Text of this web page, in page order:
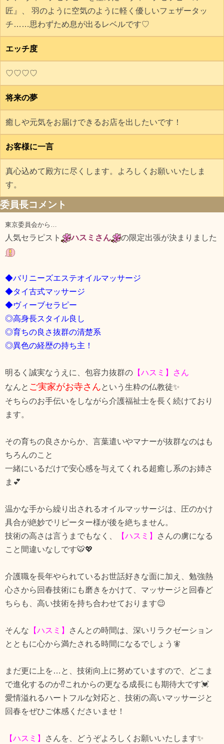
匠』、 羽のように空気のように軽く優しいフェザータッ
チ……思わずため息が出るレベルです♡
エッチ度
♡♡♡♡
将来の夢
癒しや元気をお届けできるお店を出したいです！
お客様に一言
真心込めて殿方に尽くします。よろしくお願いいたしま
す。
委員長コメント
東京委員会から…
人気セラピスト ハスミさん の限定出張が決まりました
◆バリニーズエステオイルマッサージ
◆タイ古式マッサージ
◆ヴィーブセラピー
◎高身長スタイル良し
◎育ちの良さ抜群の清楚系
◎異色の経歴の持ち主！
明るく誠実なうえに、包容力抜群の 【ハスミ】さん
なんと ご実家がお寺さんという生粋の仏教徒✨
そちらのお手伝いをしながら介護福祉士を長く続けており
ます。
その育ちの良さからか、言葉遣いやマナーが抜群なのはも
ちろんのこと
一緒にいるだけで安心感を与えてくれる超癒し系のお姉さ
ま💕
温かな手から繰り出されるオイルマッサージは、圧のかけ
具合が絶妙でリピーター様が後を絶ちません。
技術の高さは言うまでもなく、
【ハスミ】
さんの虜になる
こと間違いなしです🐯💖
介護職を長年やられているお世話好きな面に加え、勉強熱
心さから回春技術にも磨きをかけて、マッサージと回春ど
ちらも、高い技術を持ち合わせております😉
そんな 【ハスミ】
さんとの時間は、深いリラクゼーション
とともに心から満たされる時間になるでしょう🧚
まだ更に上を…と、技術向上に努めていますので、どこま
で進化するのか⁉️これからの更なる成長にも期待大です💓
愛情溢れるハートフルな対応と、技術の高いマッサージと
回春をぜひご体感くださいませ！
【ハスミ】 さんを、どうぞよろしくお願いいたします✨